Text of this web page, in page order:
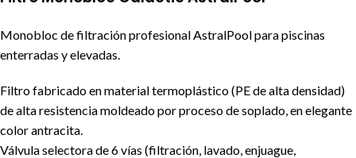
Monobloc de filtración profesional AstralPool para piscinas
enterradas y elevadas.
Filtro fabricado en material termoplástico (PE de alta densidad)
de alta resistencia moldeado por proceso de soplado, en elegante
color antracita.
Válvula selectora de 6 vías (filtración, lavado, enjuague,